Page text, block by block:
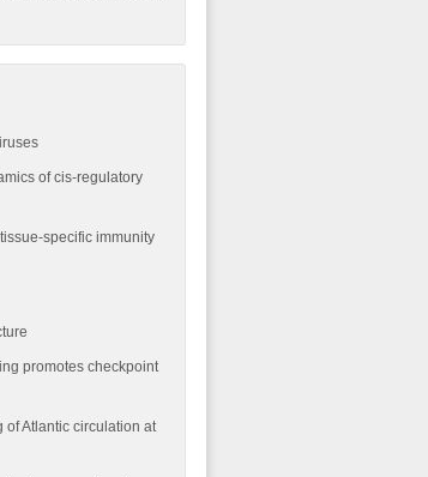
of cis-regulatory
specific immunity
promotes checkpoint
of Atlantic circulation at